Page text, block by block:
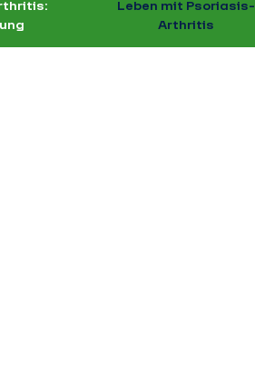
Leben mit Psoriasis-
Arthritis